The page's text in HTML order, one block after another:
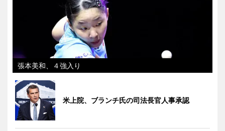
張本美和、４強入り
米上院、ブランチ氏の司法長官人事承認